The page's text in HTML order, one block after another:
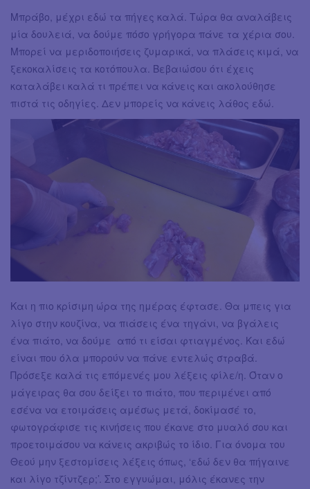
Μπράβο, μέχρι εδώ τα πήγες καλά. Τώρα θα αναλάβεις
μία δουλειά, να δούμε πόσο γρήγορα πάνε τα χέρια σου.
Μπορεί να μεριδοποιήσεις ζυμαρικά, να πλάσεις κιμά, να
ξεκοκαλίσεις τα κοτόπουλα. Βεβαιώσου ότι έχεις
καταλάβει καλά τι πρέπει να κάνεις και ακολούθησε
πιστά τις οδηγίες. Δεν μπορείς να κάνεις λάθος εδώ.
Και η πιο κρίσιμη ώρα της ημέρας έφτασε. Θα μπεις για
λίγο στην κουζίνα, να πιάσεις ένα τηγάνι, να βγάλεις
ένα πιάτο, να δούμε από τι είσαι φτιαγμένος. Και εδώ
είναι που όλα μπορούν να πάνε εντελώς στραβά.
Πρόσεξε καλά τις επόμενές μου λέξεις φίλε/η. Όταν ο
μάγειρας θα σου δείξει το πιάτο, που περιμένει από
εσένα να ετοιμάσεις αμέσως μετά, δοκίμασέ το,
φωτογράφισε τις κινήσεις που έκανε στο μυαλό σου και
προετοιμάσου να κάνεις ακριβώς το ίδιο. Για όνομα του
Θεού μην ξεστομίσεις λέξεις όπως, ‘εδώ δεν θα πήγαινε
και λίγο τζίντζερ;’. Στο εγγυώμαι, μόλις έκανες την